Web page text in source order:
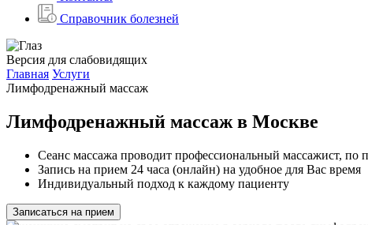
Справочник болезней
Версия для слабовидящих
Главная Услуги
Лимфодренажный массаж
Лимфодренажный массаж в Москве
Сеанс массажа проводит профессиональный массажист, по
Запись на прием 24 часа (онлайн) на удобное для Вас время
Индивидуальный подход к каждому пациенту
Записаться на прием